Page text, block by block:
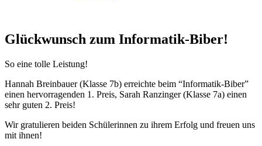
Glückwunsch zum Informatik-Biber!
So eine tolle Leistung!
Hannah Breinbauer (Klasse 7b) erreichte beim “Informatik-Biber”
einen hervorragenden 1. Preis, Sarah Ranzinger (Klasse 7a) einen
sehr guten 2. Preis!
Wir gratulieren beiden Schülerinnen zu ihrem Erfolg und freuen uns
mit ihnen!